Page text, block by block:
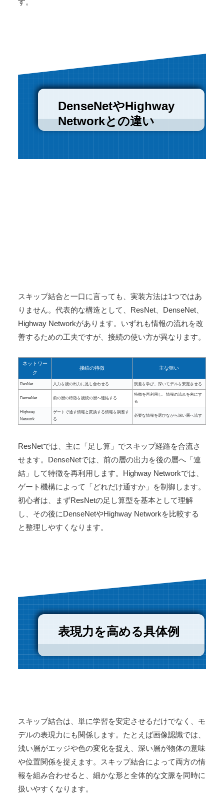
す。
DenseNetやHighway
Networkとの違い
スキップ結合と一口に言っても、実装方法は1つではあ
りません。代表的な構造として、ResNet、DenseNet、
Highway Networkがあります。いずれも情報の流れを改
善するための工夫ですが、接続の使い方が異なります。
ネットワー
ク
接続の特徴 主な狙い
ResNet 入力を後の出力に足し合わせる 残差を学び、深いモデルを安定させる
DenseNet 前の層の特徴を後続の層へ連結する
特徴を再利用し、情報の流れを密にす
る
Highway
Network
ゲートで通す情報と変換する情報を調整す
る
必要な情報を選びながら深い層へ流す
ResNetでは、主に「足し算」でスキップ経路を合流さ
せます。DenseNetでは、前の層の出力を後の層へ「連
結」して特徴を再利用します。Highway Networkでは、
ゲート機構によって「どれだけ通すか」を制御します。
初心者は、まずResNetの足し算型を基本として理解
し、その後にDenseNetやHighway Networkを比較する
と整理しやすくなります。
表現力を高める具体例
スキップ結合は、単に学習を安定させるだけでなく、モ
デルの表現力にも関係します。たとえば画像認識では、
浅い層がエッジや色の変化を捉え、深い層が物体の意味
や位置関係を捉えます。スキップ結合によって両方の情
報を組み合わせると、細かな形と全体的な文脈を同時に
扱いやすくなります。